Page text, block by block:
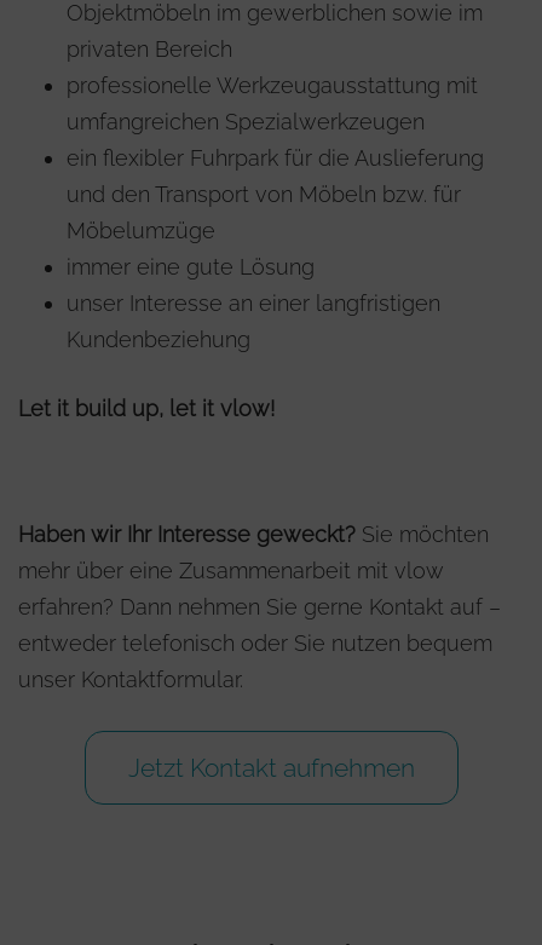
Objektmöbeln im gewerblichen sowie im
privaten Bereich
professionelle Werkzeugausstattung mit
umfangreichen Spezialwerkzeugen
ein flexibler Fuhrpark für die Auslieferung
und den Transport von Möbeln bzw. für
Möbelumzüge
immer eine gute Lösung
unser Interesse an einer langfristigen
Kundenbeziehung
Let it build up, let it vlow!
Haben wir Ihr Interesse geweckt? Sie möchten
mehr über eine Zusammenarbeit mit vlow
erfahren? Dann nehmen Sie gerne Kontakt auf –
entweder telefonisch oder Sie nutzen bequem
unser Kontaktformular.
Jetzt Kontakt aufnehmen